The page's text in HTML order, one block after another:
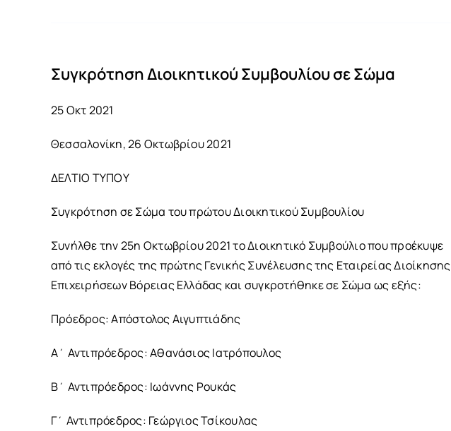
Συγκρότηση Διοικητικού Συμβουλίου σε Σώμα
25 Οκτ 2021
Θεσσαλονίκη, 26 Οκτωβρίου 2021
ΔΕΛΤΙΟ ΤΥΠΟΥ
Συγκρότηση σε Σώμα του πρώτου Διοικητικού Συμβουλίου
Συνήλθε την 25η Οκτωβρίου 2021 το Διοικητικό Συμβούλιο που προέκυψε
από τις εκλογές της πρώτης Γενικής Συνέλευσης της Εταιρείας Διοίκησης
Επιχειρήσεων Βόρειας Ελλάδας και συγκροτήθηκε σε Σώμα ως εξής:
Πρόεδρος: Απόστολος Αιγυπτιάδης
Α΄ Αντιπρόεδρος: Αθανάσιος Ιατρόπουλος
Β΄ Αντιπρόεδρος: Ιωάννης Ρουκάς
Γ΄ Αντιπρόεδρος: Γεώργιος Τσίκουλας